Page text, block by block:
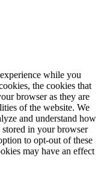
while you
the cookies that
browser as they are
of the website. We
and understand how
in your browser
to opt-out of these
may have an effect